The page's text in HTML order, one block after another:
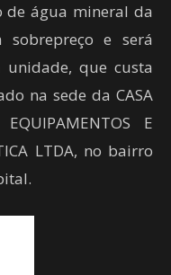
de água mineral da
sobrepreço e será
que custa
na sede da CASA
E
LTDA, no bairro